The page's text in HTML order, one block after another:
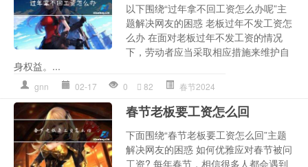
以下围绕“过年拿不回工资怎么办呢”主
题解决网友的困惑 老板过年不发工资怎
么办 在面对老板过年不发工资的情况
下，劳动者应当采取相应措施来维护自
身权益。...
gnn 02-17 0 82 春节2024
春节老板要工资怎么回
下面围绕“春节老板要工资怎么回”主题
解决网友的困惑 如何优雅应对春节被问
工资? 每年春节，相信很多人都会遇到